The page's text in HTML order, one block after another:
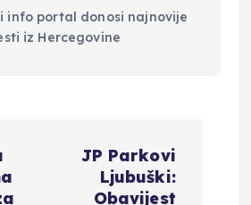
info portal donosi najnovije
iz Hercegovine
JP Parkovi
Ljubuški:
Obavijest